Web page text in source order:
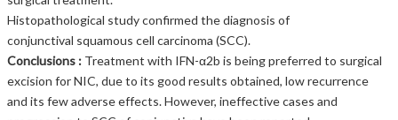
Histopathological study confirmed the diagnosis of
conjunctival squamous cell carcinoma (SCC).
Conclusions : Treatment with IFN-α2b is being preferred to surgical
excision for NIC, due to its good results obtained, low recurrence
and its few adverse effects. However, ineffective cases and